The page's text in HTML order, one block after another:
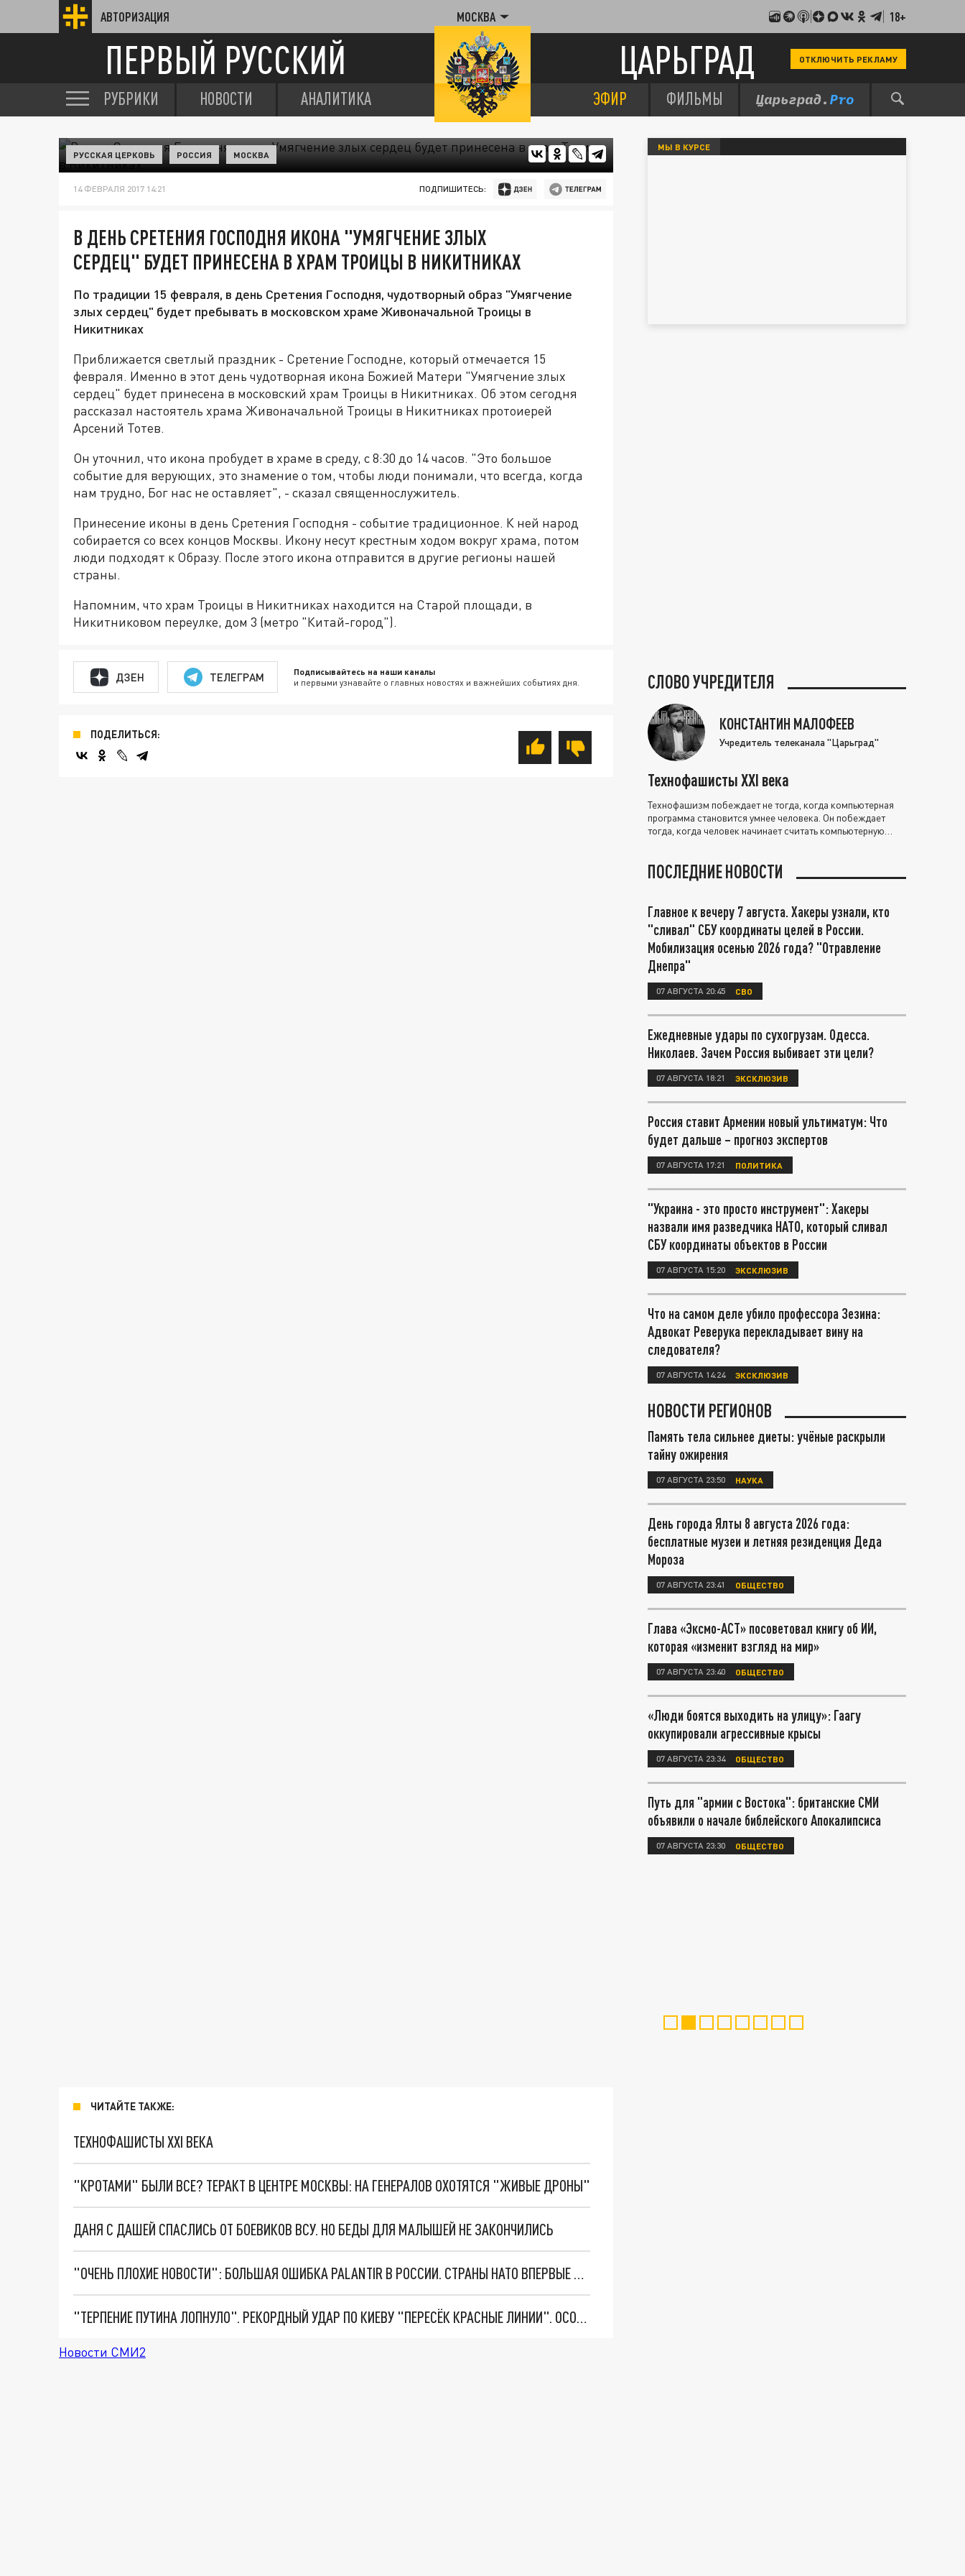
АВТОРИЗАЦИЯ МОСКВА 18+
ПЕРВЫЙ РУССКИЙ ЦАРЬГРАД ОТКЛЮЧИТЬ РЕКЛАМУ
РУБРИКИ НОВОСТИ АНАЛИТИКА ЭФИР ФИЛЬМЫ
РУССКАЯ ЦЕРКОВЬ РОССИЯ МОСКВА
14 ФЕВРАЛЯ 2017 14:21 ПОДПИШИТЕСЬ:
В ДЕНЬ СРЕТЕНИЯ ГОСПОДНЯ ИКОНА "УМЯГЧЕНИЕ ЗЛЫХ
СЕРДЕЦ" БУДЕТ ПРИНЕСЕНА В ХРАМ ТРОИЦЫ В НИКИТНИКАХ
По традиции 15 февраля, в день Сретения Господня, чудотворный образ "Умягчение
злых сердец" будет пребывать в московском храме Живоначальной Троицы в
Никитниках
Приближается светлый праздник - Сретение Господне, который отмечается 15
февраля. Именно в этот день чудотворная икона Божией Матери "Умягчение злых
сердец" будет принесена в московский храм Троицы в Никитниках. Об этом сегодня
рассказал настоятель храма Живоначальной Троицы в Никитниках протоиерей
Арсений Тотев.
Он уточнил, что икона пробудет в храме в среду, с 8:30 до 14 часов. "Это большое
событие для верующих, это знамение о том, чтобы люди понимали, что всегда, когда
нам трудно, Бог нас не оставляет", - сказал священнослужитель.
Принесение иконы в день Сретения Господня - событие традиционное. К ней народ
собирается со всех концов Москвы. Икону несут крестным ходом вокруг храма, потом
люди подходят к Образу. После этого икона отправится в другие регионы нашей
страны.
Напомним, что храм Троицы в Никитниках находится на Старой площади, в
Никитниковом переулке, дом 3 (метро "Китай-город").
ДЗЕН ТЕЛЕГРАМ Подписывайтесь на наши каналы
и первыми узнавайте о главных новостях и важнейших событиях дня.
ПОДЕЛИТЬСЯ:
ЧИТАЙТЕ ТАКЖЕ:
ТЕХНОФАШИСТЫ XXI ВЕКА
"КРОТАМИ" БЫЛИ ВСЕ? ТЕРАКТ В ЦЕНТРЕ МОСКВЫ: НА ГЕНЕРАЛОВ ОХОТЯТСЯ "ЖИВЫЕ ДРОНЫ"
ДАНЯ С ДАШЕЙ СПАСЛИСЬ ОТ БОЕВИКОВ ВСУ. НО БЕДЫ ДЛЯ МАЛЫШЕЙ НЕ ЗАКОНЧИЛИСЬ
"ОЧЕНЬ ПЛОХИЕ НОВОСТИ": БОЛЬШАЯ ОШИБКА PALANTIR В РОССИИ. СТРАНЫ НАТО ВПЕРВЫЕ ЗА СВО ОСТАНОВИЛИ ПОСТАВКИ ОРУЖИЯ. ВСУ ТЕРЯЮТ ПРИГРАНИЧЬЕ?
"ТЕРПЕНИЕ ПУТИНА ЛОПНУЛО". РЕКОРДНЫЙ УДАР ПО КИЕВУ "ПЕРЕСЁК КРАСНЫЕ ЛИНИИ". ОСОБЫЕ СПЕЦЫ КНДР НА ЛБС? ТАЙНЫЕ ПЕРЕГОВОРЫ ЕВРОПЫ И МОСКВЫ
Новости СМИ2
МЫ В КУРСЕ
СЛОВО УЧРЕДИТЕЛЯ
КОНСТАНТИН МАЛОФЕЕВ
Учредитель телеканала "Царьград"
Технофашисты XXI века
Технофашизм побеждает не тогда, когда компьютерная
программа становится умнее человека. Он побеждает
тогда, когда человек начинает считать компьютерную
ПОСЛЕДНИЕ НОВОСТИ
Главное к вечеру 7 августа. Хакеры узнали, кто
"сливал" СБУ координаты целей в России.
Мобилизация осенью 2026 года? "Отравление
Днепра"
07 АВГУСТА 20:45 СВО
Ежедневные удары по сухогрузам. Одесса.
Николаев. Зачем Россия выбивает эти цели?
07 АВГУСТА 18:21 ЭКСКЛЮЗИВ
Россия ставит Армении новый ультиматум: Что
будет дальше – прогноз экспертов
07 АВГУСТА 17:21 ПОЛИТИКА
"Украина - это просто инструмент": Хакеры
назвали имя разведчика НАТО, который сливал
СБУ координаты объектов в России
07 АВГУСТА 15:20 ЭКСКЛЮЗИВ
Что на самом деле убило профессора Зезина:
Адвокат Реверука перекладывает вину на
следователя?
07 АВГУСТА 14:24 ЭКСКЛЮЗИВ
НОВОСТИ РЕГИОНОВ
Память тела сильнее диеты: учёные раскрыли
тайну ожирения
07 АВГУСТА 23:50 НАУКА
День города Ялты 8 августа 2026 года:
бесплатные музеи и летняя резиденция Деда
Мороза
07 АВГУСТА 23:41 ОБЩЕСТВО
Глава «Эксмо-АСТ» посоветовал книгу об ИИ,
которая «изменит взгляд на мир»
07 АВГУСТА 23:40 ОБЩЕСТВО
«Люди боятся выходить на улицу»: Гаагу
оккупировали агрессивные крысы
07 АВГУСТА 23:34 ОБЩЕСТВО
Путь для "армии с Востока": британские СМИ
объявили о начале библейского Апокалипсиса
07 АВГУСТА 23:30 ОБЩЕСТВО